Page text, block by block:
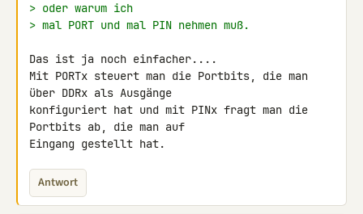
> oder warum ich
> mal PORT und mal PIN nehmen muß.
Das ist ja noch einfacher....
Mit PORTx steuert man die Portbits, die man
über DDRx als Ausgänge
konfiguriert hat und mit PINx fragt man die
Portbits ab, die man auf
Eingang gestellt hat.
Antwort